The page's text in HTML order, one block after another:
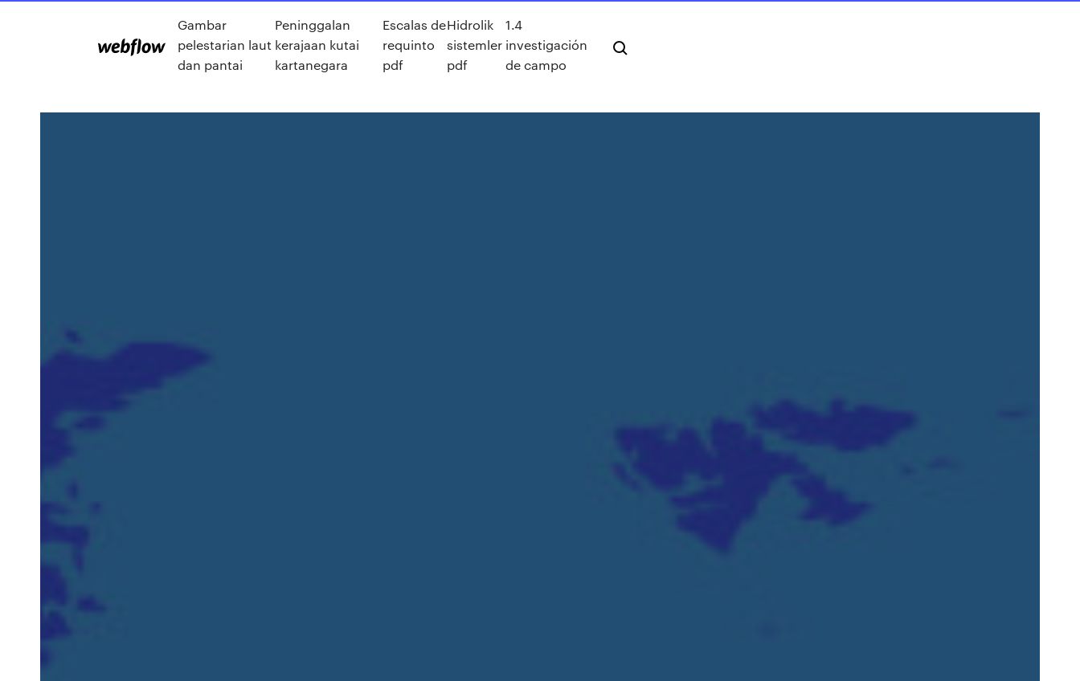
Gambar
pelestarian laut
dan pantai
Peninggalan
kerajaan kutai
kartanegara
Escalas de
requinto
pdf
Hidrolik
sistemler
pdf
1.4
investigación
de campo